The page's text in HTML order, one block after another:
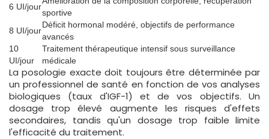
6 UI/jour
sportive
8 UI/jour
Déficit hormonal modéré, objectifs de performance
avancés
10
UI/jour
Traitement thérapeutique intensif sous surveillance
médicale
La posologie exacte doit toujours être déterminée par
un professionnel de santé en fonction de vos analyses
biologiques (taux d'IGF-1) et de vos objectifs. Un
dosage trop élevé augmente les risques d'effets
secondaires, tandis qu'un dosage trop faible limite
l'efficacité du traitement.